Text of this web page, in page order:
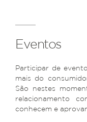
Eventos
Participar de
mais do
São nestes
relacionamento
conhecem e